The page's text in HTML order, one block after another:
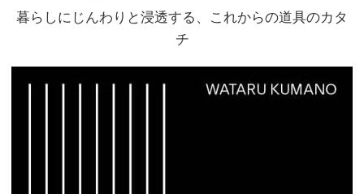
COLUMN
暮らしにじんわりと浸透する、これからの道具のカタ
チ